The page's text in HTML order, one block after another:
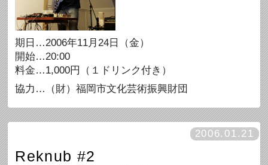
期日…2006年11月24日（金）
開始…20:00
料金…1,000円（１ドリンク付き）
協力…（財）福岡市文化芸術振興財団
2006.01.21
Reknub #2